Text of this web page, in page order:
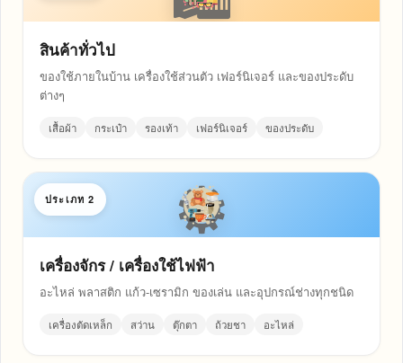
สินค้าทั่วไป
ของใช้ภายในบ้าน เครื่องใช้ส่วนตัว เฟอร์นิเจอร์ และของประดับ
ต่างๆ
เสื้อผ้า กระเป๋า รองเท้า เฟอร์นิเจอร์ ของประดับ
ประเภท 2
เครื่องจักร / เครื่องใช้ไฟฟ้า
อะไหล่ พลาสติก แก้ว-เซรามิก ของเล่น และอุปกรณ์ช่างทุกชนิด
เครื่องตัดเหล็ก สว่าน ตุ๊กตา ถ้วยชา อะไหล่